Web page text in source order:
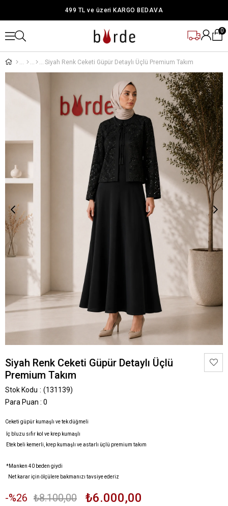
499 TL ve üzeri KARGO BEDAVA
0
Siyah Renk Ceketi Güpür Detaylı Üçlü Premium Takım
Siyah Renk Ceketi Güpür Detaylı Üçlü
Premium Takım
Stok Kodu
(131139)
Para Puan : 0
Ceketi güpür kumaşlı ve tek düğmeli
İç bluzu sıfır kol ve krep kumaşlı
Etek beli kemerli, krep kumaşlı ve astarlı üçlü premium takım
*Manken 40 beden giydi
Net karar için ölçülere bakmanızı tavsiye ederiz
26 ₺8.100,00 ₺6.000,00